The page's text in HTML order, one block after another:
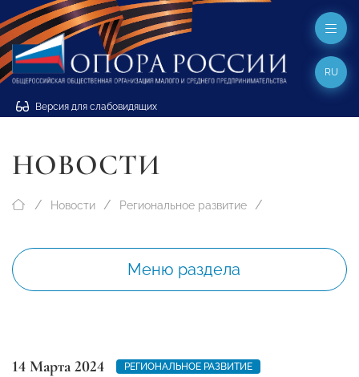
Версия для слабовидящих
RU
НОВОСТИ
Новости Региональное развитие
Меню раздела
14 Марта 2024
РЕГИОНАЛЬНОЕ РАЗВИТИЕ